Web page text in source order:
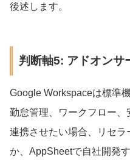
後述します。
判断軸5: アドオンサ
Google Workspaceは標準
勤怠管理、ワークフロー、
連携させたい場合、リセ
か、AppSheetで自社開発